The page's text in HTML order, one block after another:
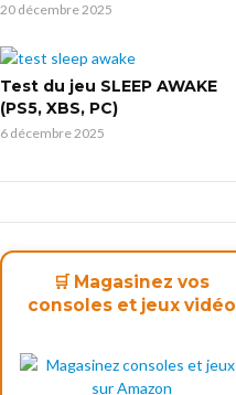
20 décembre 2025
Test du jeu SLEEP AWAKE
(PS5, XBS, PC)
6 décembre 2025
🛒 Magasinez vos
consoles et jeux vidéo